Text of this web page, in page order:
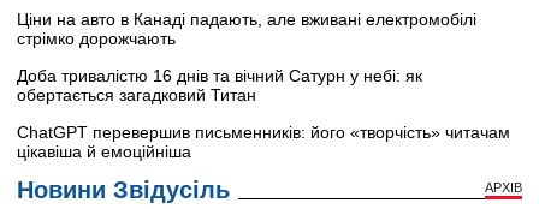
Ціни на авто в Канаді падають, але вживані електромобілі
стрімко дорожчають
Доба тривалістю 16 днів та вічний Сатурн у небі: як
обертається загадковий Титан
ChatGPT перевершив письменників: його «творчість» читачам
цікавіша й емоційніша
Новини Звідусіль АРХІВ